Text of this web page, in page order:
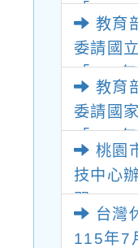
「2026
育創新
教育
委請國
「115
域議題
教育
委請國
「115
領域教
習」
桃園
技中心
習
台灣
115年7